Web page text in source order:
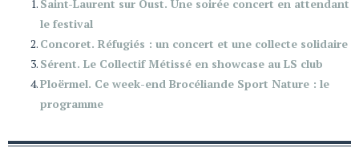
Saint-Laurent sur Oust. Une soirée concert en attendant
le festival
Concoret. Réfugiés : un concert et une collecte solidaire
Sérent. Le Collectif Métissé en showcase au LS club
Ploërmel. Ce week-end Brocéliande Sport Nature : le
programme